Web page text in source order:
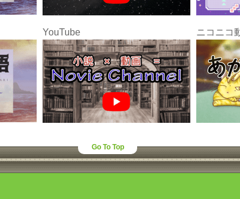
YouTube ニコニコ
Go To Top